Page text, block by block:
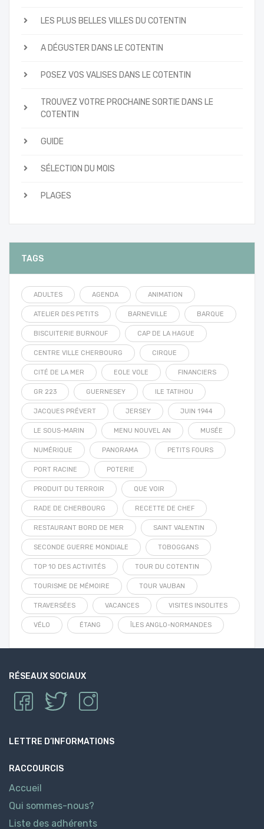
LES PLUS BELLES VILLES DU COTENTIN
A DÉGUSTER DANS LE COTENTIN
POSEZ VOS VALISES DANS LE COTENTIN
TROUVEZ VOTRE PROCHAINE SORTIE DANS LE
COTENTIN
GUIDE
SÉLECTION DU MOIS
PLAGES
TAGS
ADULTES AGENDA ANIMATION
ATELIER DES PETITS BARNEVILLE BARQUE
BISCUITERIE BURNOUF CAP DE LA HAGUE
CENTRE VILLE CHERBOURG CIRQUE
CITÉ DE LA MER EOLE VOLE FINANCIERS
GR 223 GUERNESEY ILE TATIHOU
JACQUES PRÉVERT JERSEY JUIN 1944
LE SOUS-MARIN MENU NOUVEL AN MUSÉE
NUMÉRIQUE PANORAMA PETITS FOURS
PORT RACINE POTERIE
PRODUIT DU TERROIR QUE VOIR
RADE DE CHERBOURG RECETTE DE CHEF
RESTAURANT BORD DE MER SAINT VALENTIN
SECONDE GUERRE MONDIALE TOBOGGANS
TOP 10 DES ACTIVITÉS TOUR DU COTENTIN
TOURISME DE MÉMOIRE TOUR VAUBAN
TRAVERSÉES VACANCES VISITES INSOLITES
VÉLO ÉTANG ÎLES ANGLO-NORMANDES
RÉSEAUX SOCIAUX
LETTRE D’INFORMATIONS
RACCOURCIS
Accueil
Qui sommes-nous?
Liste des adhérents